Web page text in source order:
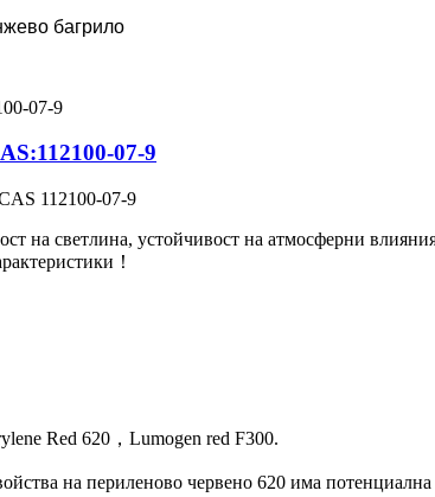
багрило
07-9
112100-07-9
на светлина, устойчивост на атмосферни
！
Red 620，Lumogen red F300.
на периленово червено 620 има потенциална